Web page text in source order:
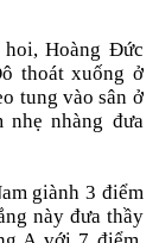
Hoàng Đức
thoát xuống ở
tung vào sân ở
nhàng đưa
giành 3 điểm
này đưa thầy